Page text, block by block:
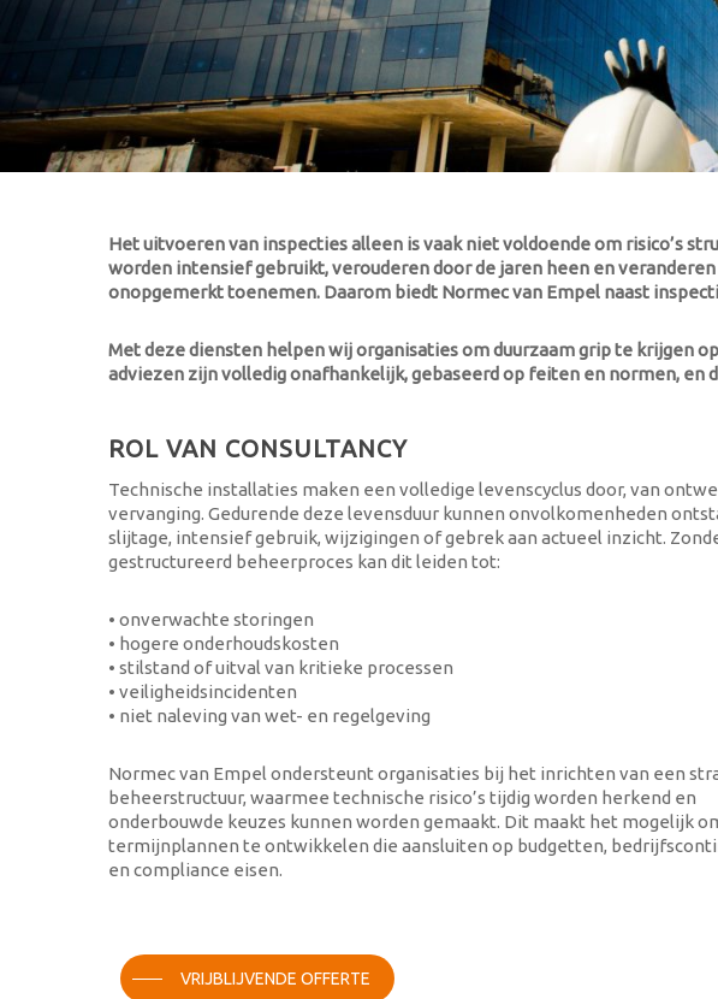
Het uitvoeren van inspecties alleen is vaak niet voldoende om risico’s
worden intensief gebruikt, verouderen door de jaren heen en
onopgemerkt toenemen. Daarom biedt Normec van Empel naast
Met deze diensten helpen wij organisaties om duurzaam grip te krijgen
adviezen zijn volledig onafhankelijk, gebaseerd op feiten en normen, en
ROL VAN CONSULTANCY
Technische installaties maken een volledige levenscyclus door, van
vervanging. Gedurende deze levensduur kunnen onvolkomenheden
slijtage, intensief gebruik, wijzigingen of gebrek aan actueel inzicht.
gestructureerd beheerproces kan dit leiden tot:
• onverwachte storingen
• hogere onderhoudskosten
• stilstand of uitval van kritieke processen
• veiligheidsincidenten
• niet naleving van wet- en regelgeving
Normec van Empel ondersteunt organisaties bij het inrichten van een
beheerstructuur, waarmee technische risico’s tijdig worden herkend en
onderbouwde keuzes kunnen worden gemaakt. Dit maakt het mogelijk
termijnplannen te ontwikkelen die aansluiten op budgetten,
en compliance eisen.
VRIJBLIJVENDE OFFERTE